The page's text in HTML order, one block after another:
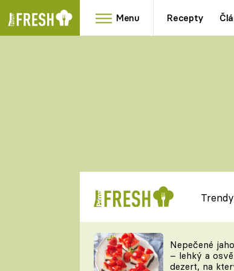
Menu Recepty
RYCHLOVKY
TEĎ VAŘÍ
Nepečené
– lehký a
dezert, na